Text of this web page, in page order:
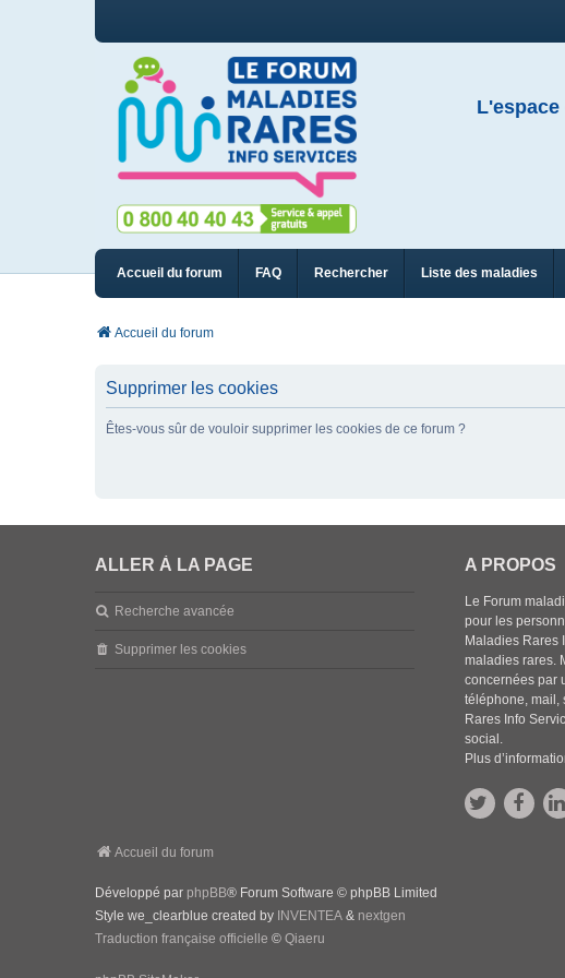
Accueil du forum FAQ Rechercher Liste des maladies
Accueil du forum
Supprimer les cookies
Êtes-vous sûr de vouloir supprimer les cookies de ce forum ?
ALLER À LA PAGE
Recherche avancée
Supprimer les cookies
A PROPOS
Le Forum
pour les
Maladies Rares
maladies rares.
concernées par
téléphone, mail,
Rares Info
social.
Plus
Accueil du forum
Développé par phpBB® Forum Software © phpBB Limited
Style we_clearblue created by INVENTEA & nextgen
Traduction française officielle © Qiaeru